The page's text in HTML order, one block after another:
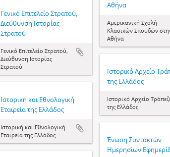
Αθήνα
Αμερικανική Σχολή
Κλασικών Σπουδών
Αθήνα
Γενικό Επιτελείο Στρατού,
Διεύθυνση Ιστορίας
Στρατού
Γενικό Επιτελείο Στρατού,
Διεύθυνση Ιστορίας
Στρατού
Ιστορικό Αρχείο
της Ελλάδος
Ιστορικό Αρχείο
της Ελλάδος
Ιστορική και Εθνολογική
Εταιρεία της Ελλάδος
Ιστορική και Εθνολογική
Εταιρεία της Ελλάδος
Ένωση Συντακτών
Ημερησίων